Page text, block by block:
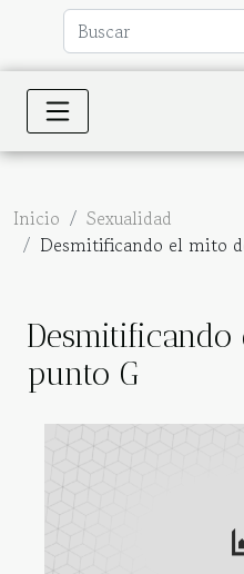
Inicio
Sexualidad
Desmitificando el mito
punto G